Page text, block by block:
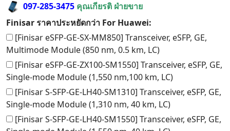
097-285-3475 คุณเกียรติ ฝ่ายขาย
Finisar ราคาประหยัดกว่า For Huawei:
[Finisar eSFP-GE-SX-MM850] Transceiver, eSFP, GE,
Multimode Module (850 nm, 0.5 km, LC)
[Finisar eSFP-GE-ZX100-SM1550] Transceiver, eSFP, GE,
Single-mode Module (1,550 nm,100 km, LC)
[Finisar S-SFP-GE-LH40-SM1310] Transceiver, eSFP, GE,
Single-mode Module (1,310 nm, 40 km, LC)
[Finisar S-SFP-GE-LH40-SM1550] Transceiver, eSFP, GE,